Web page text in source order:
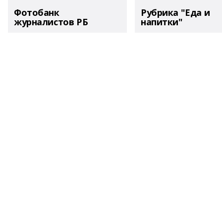
Фотобанк
журналистов РБ
Рубрика "Еда и
напитки"